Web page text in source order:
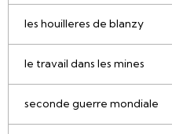
les houilleres de blanzy
le travail dans les mines
seconde guerre mondiale